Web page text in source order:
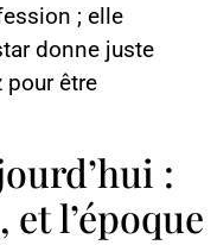
; elle
donne juste
pour être
:
et l’époque